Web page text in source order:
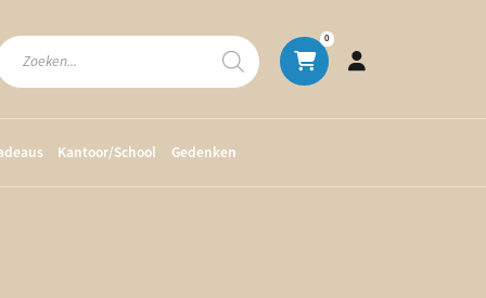
Producten
0
Kantoor/School Gedenken